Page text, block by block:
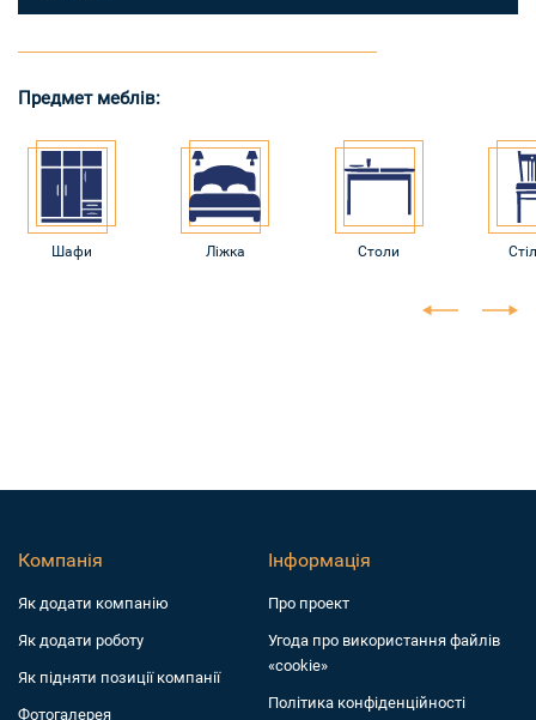
Предмет меблів:
Шафи Ліжка Столи
Компанія
Як додати компанiю
Як додати роботу
Як підняти позиції компанії
Фотогалерея
Інформація
Про проект
Угода про використання файлів
«cookie»
Політика конфіденційності